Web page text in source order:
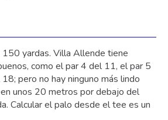
yardas. Villa Allende tiene
como el par 4 del 11, el par 5
pero no hay ninguno más lindo
unos 20 metros por debajo del
Calcular el palo desde el tee es un